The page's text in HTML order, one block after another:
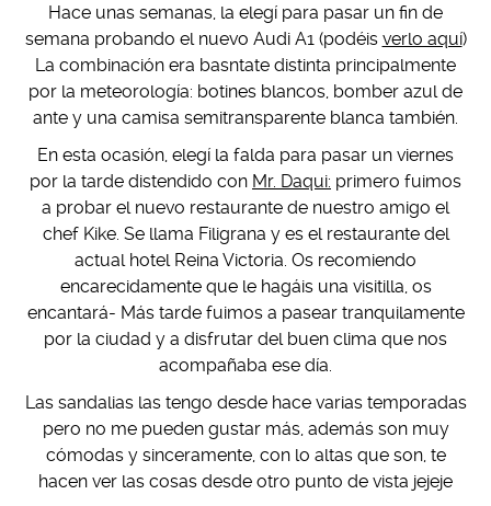
Hace unas semanas, la elegí para pasar un fin de
semana probando el nuevo Audi A1 (podéis verlo aquí)
La combinación era basntate distinta principalmente
por la meteorología: botines blancos, bomber azul de
ante y una camisa semitransparente blanca también.
En esta ocasión, elegí la falda para pasar un viernes
por la tarde distendido con Mr. Daqui: primero fuimos
a probar el nuevo restaurante de nuestro amigo el
chef Kike. Se llama Filigrana y es el restaurante del
actual hotel Reina Victoria. Os recomiendo
encarecidamente que le hagáis una visitilla, os
encantará- Más tarde fuimos a pasear tranquilamente
por la ciudad y a disfrutar del buen clima que nos
acompañaba ese día.
Las sandalias las tengo desde hace varias temporadas
pero no me pueden gustar más, además son muy
cómodas y sinceramente, con lo altas que son, te
hacen ver las cosas desde otro punto de vista jejeje